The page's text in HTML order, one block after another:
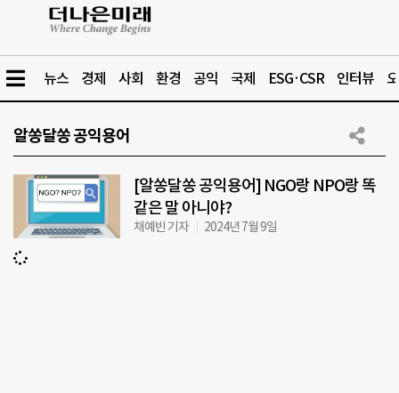
뉴스 경제 사회 환경 공익 국제 ESG·CSR 인터뷰
알쏭달쏭 공익용어
[알쏭달쏭 공익용어] NGO랑 NPO랑 똑
같은 말 아니야?
채예빈 기자 2024년 7월 9일